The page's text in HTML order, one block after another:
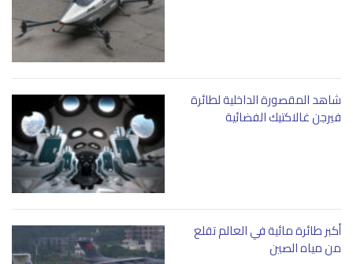
شاهد المقصورة الداخلية لطائرة
فيرجن غالاكتيك الفضائية
أكبر طائرة مائية في العالم تقلع
من مياه الصين